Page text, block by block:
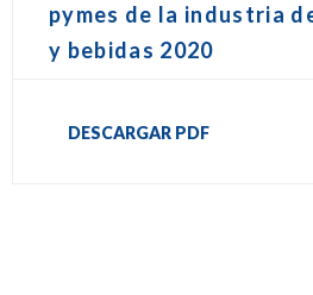
pymes de la industria
y bebidas 2020
DESCARGAR PDF